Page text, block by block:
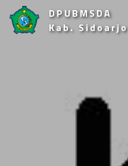
DPUBMSDA
Kab. Sidoarjo